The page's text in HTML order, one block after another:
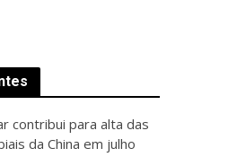
contribui para alta das
da China em julho